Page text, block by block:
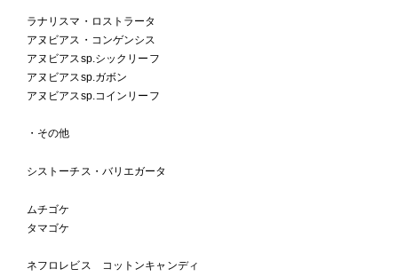
ラナリスマ・ロストラータ
アヌビアス・コンゲンシス
アヌビアスsp.シックリーフ
アヌビアスsp.ガボン
アヌビアスsp.コインリーフ
・その他
シストーチス・バリエガータ
ムチゴケ
タマゴケ
ネフロレビス コットンキャンディ